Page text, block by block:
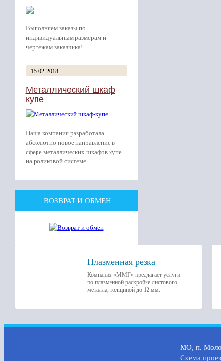
Выполняем заказы по
индивидуальным размерам и
чертежам заказчика!
15-02-2018
Металлический шкаф
купе
Наша компания разработала
абсолютно новое направление в
сфере металлических шкафов купе
на роликовой системе.
ВОЗВРАТ И ОБМЕН
Плазменная резка
Компания «ММГ» предлагает услуги
по плазменной раскройке листового
металла, толщиной до 12 мм.
МО, п.
Cхема